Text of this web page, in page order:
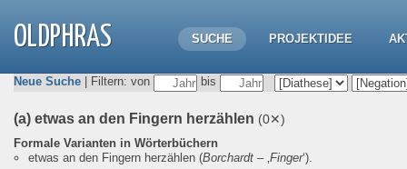
OLDPHRAS SUCHE PROJEKTIDEE
Neue Suche | Filtern: von bis
(a) etwas an den Fingern herzählen (0✕)
Formale Varianten in Wörterbüchern
etwas an den Fingern herzählen (Borchardt – ‚Finger‘).